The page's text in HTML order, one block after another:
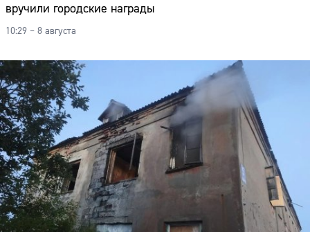
вручили городские награды
10:29 – 8 августа